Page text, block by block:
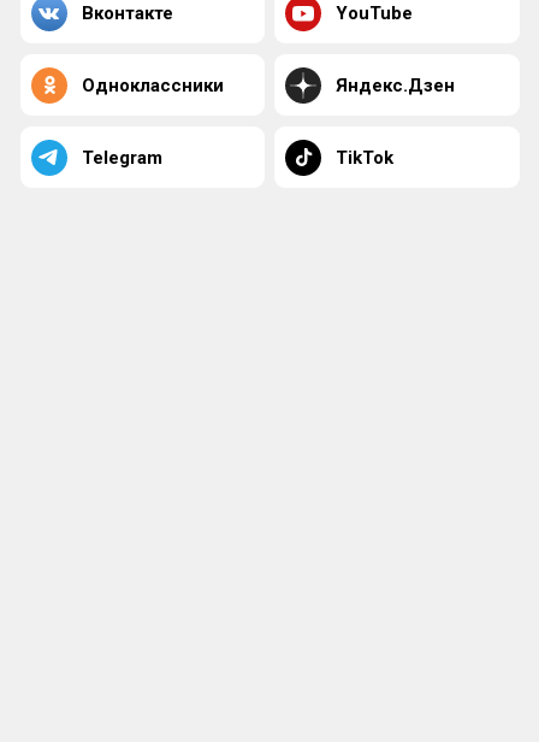
Вконтакте YouTube
Одноклассники Яндекс.Дзен
Telegram TikTok